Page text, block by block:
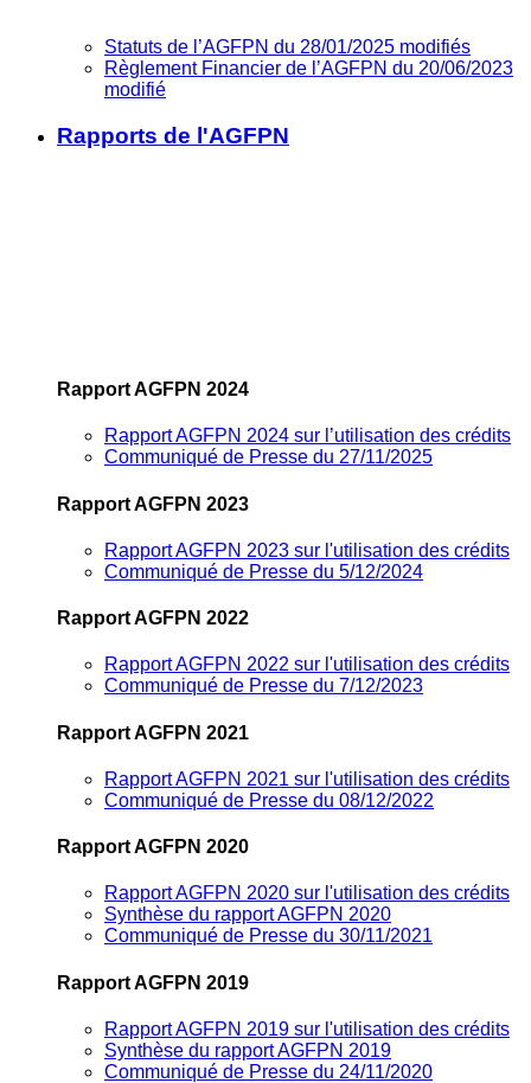
Statuts de l’AGFPN du 28/01/2025 modifiés
Règlement Financier de l’AGFPN du 20/06/2023
modifié
Rapports de l'AGFPN
Rapport AGFPN 2024
Rapport AGFPN 2024 sur l’utilisation des crédits
Communiqué de Presse du 27/11/2025
Rapport AGFPN 2023
Rapport AGFPN 2023 sur l'utilisation des crédits
Communiqué de Presse du 5/12/2024
Rapport AGFPN 2022
Rapport AGFPN 2022 sur l'utilisation des crédits
Communiqué de Presse du 7/12/2023
Rapport AGFPN 2021
Rapport AGFPN 2021 sur l'utilisation des crédits
Communiqué de Presse du 08/12/2022
Rapport AGFPN 2020
Rapport AGFPN 2020 sur l'utilisation des crédits
Synthèse du rapport AGFPN 2020
Communiqué de Presse du 30/11/2021
Rapport AGFPN 2019
Rapport AGFPN 2019 sur l'utilisation des crédits
Synthèse du rapport AGFPN 2019
Communiqué de Presse du 24/11/2020